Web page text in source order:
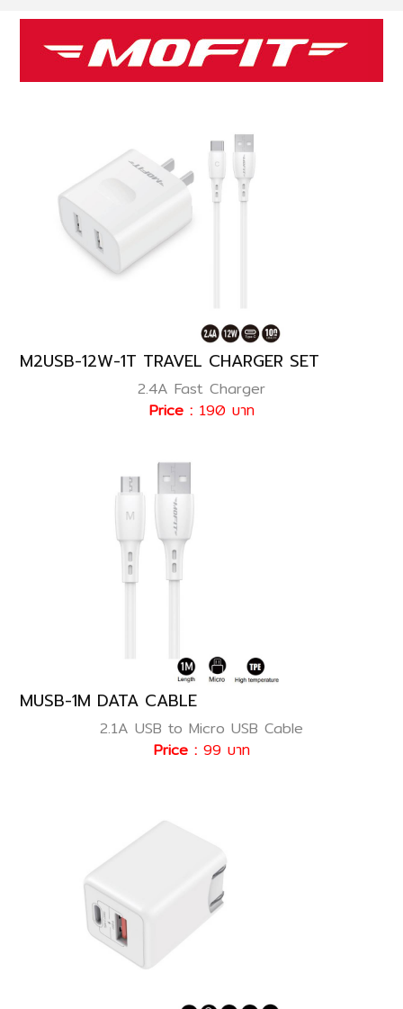
M2USB-12W-1T TRAVEL CHARGER SET
2.4A Fast Charger
Price : 190 บาท
MUSB-1M DATA CABLE
2.1A USB to Micro USB Cable
Price : 99 บาท